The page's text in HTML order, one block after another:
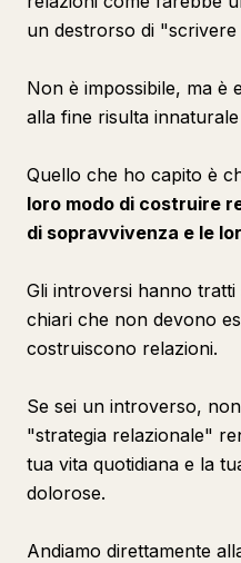
un destrorso di
Non è impossibile, ma è
alla fine risulta
Quello che ho capito è
loro modo di costruire
di sopravvivenza e le
Gli introversi hanno
chiari che non devono
costruiscono relazioni.
Se sei un introverso,
"strategia relazionale"
tua vita quotidiana e la
dolorose.
Andiamo direttamente